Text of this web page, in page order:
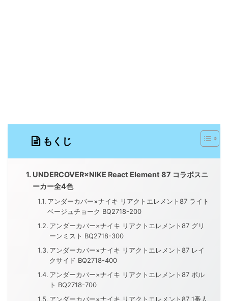
もくじ
UNDERCOVER×NIKE React Element 87 コラボスニ
ーカー全4色
アンダーカバー×ナイキ リアクトエレメント87 ライト
ベージュチョーク BQ2718-200
アンダーカバー×ナイキ リアクトエレメント87 グリ
ーンミスト BQ2718-300
アンダーカバー×ナイキ リアクトエレメント87 レイ
クサイド BQ2718-400
アンダーカバー×ナイキ リアクトエレメント87 ボル
ト BQ2718-700
アンダーカバー×ナイキ リアクトエレメント87 1番人